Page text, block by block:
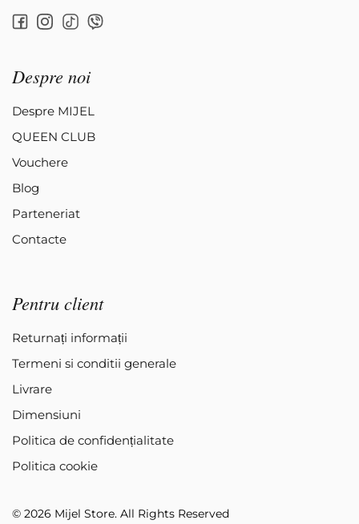
Despre noi
Despre MIJEL
QUEEN CLUB
Vouchere
Blog
Parteneriat
Contacte
Pentru client
Returnați informații
Termeni si conditii generale
Livrare
Dimensiuni
Politica de confidențialitate
Politica cookie
© 2026 Mijel Store. All Rights Reserved